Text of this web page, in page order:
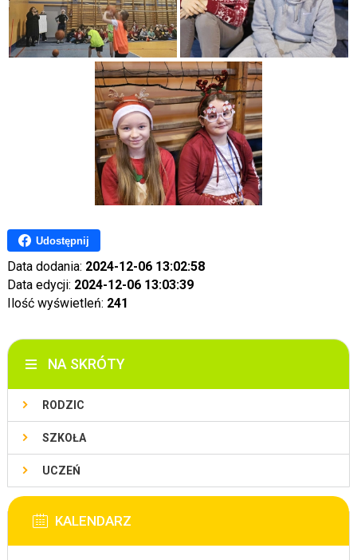
Udostępnij
Data dodania: 2024-12-06 13:02:58
Data edycji: 2024-12-06 13:03:39
Ilość wyświetleń: 241
NA SKRÓTY
RODZIC
SZKOŁA
UCZEŃ
KALENDARZ